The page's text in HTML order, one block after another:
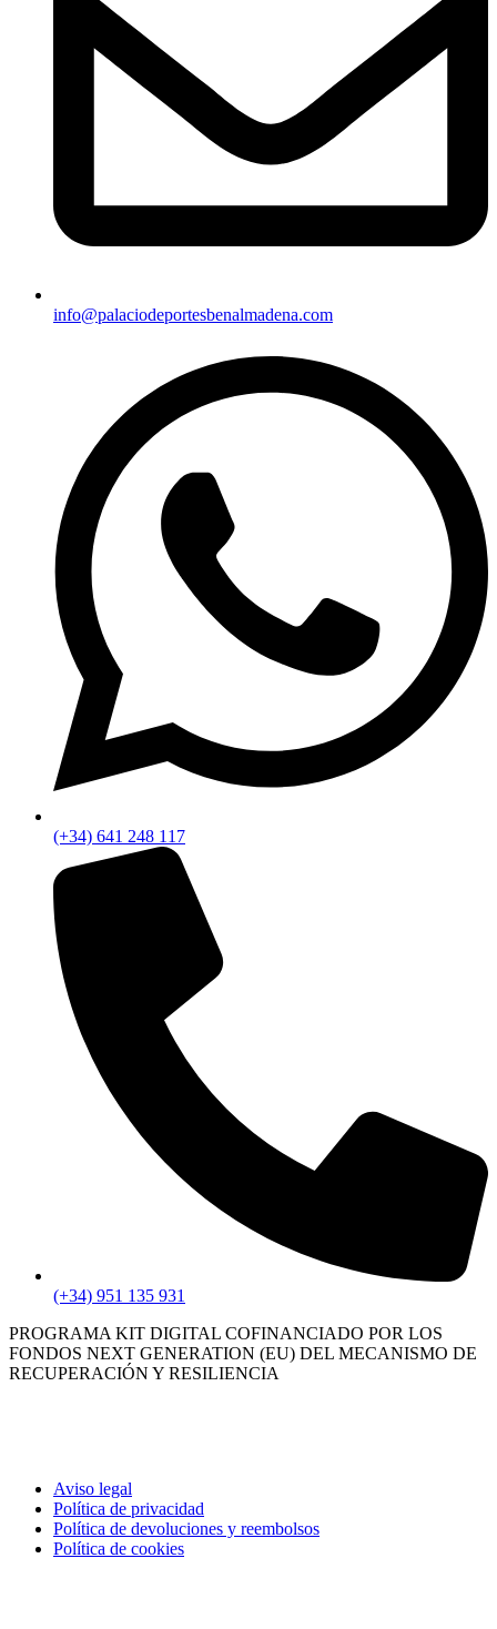
info@palaciodeportesbenalmadena.com
(+34) 641 248 117
(+34) 951 135 931
PROGRAMA KIT DIGITAL COFINANCIADO POR LOS
FONDOS NEXT GENERATION (EU) DEL MECANISMO DE
RECUPERACIÓN Y RESILIENCIA
Aviso legal
Política de privacidad
Política de devoluciones y reembolsos
Política de cookies